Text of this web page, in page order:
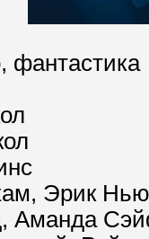
фантастика
Эрик
Аманда